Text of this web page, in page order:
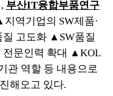
부산IT융합부품연구
역기업의 SW제품·
질 고도화 ▲SW품질
전문인력 확대 ▲KOL
관 역할 등 내용으로
해오고 있다.